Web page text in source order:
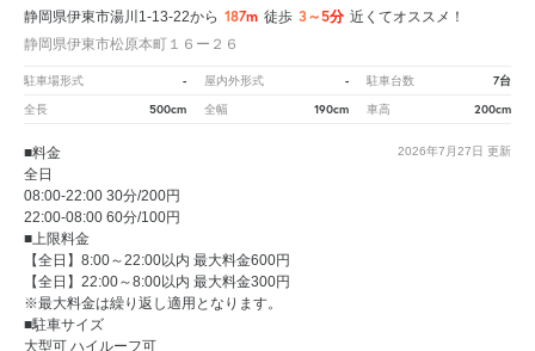
静岡県伊東市湯川1-13-22から 187m 徒歩 3～5分 近くてオススメ！
静岡県伊東市松原本町１６ー２６
駐車場形式 - 屋内外形式 - 駐車台数 7台
全長 500cm 全幅 190cm 車高 200cm
2026年7月27日 更新
■料金
全日
08:00-22:00 30分/200円
22:00-08:00 60分/100円
■上限料金
【全日】8:00～22:00以内 最大料金600円
【全日】22:00～8:00以内 最大料金300円
※最大料金は繰り返し適用となります。
■駐車サイズ
大型可 ハイルーフ可